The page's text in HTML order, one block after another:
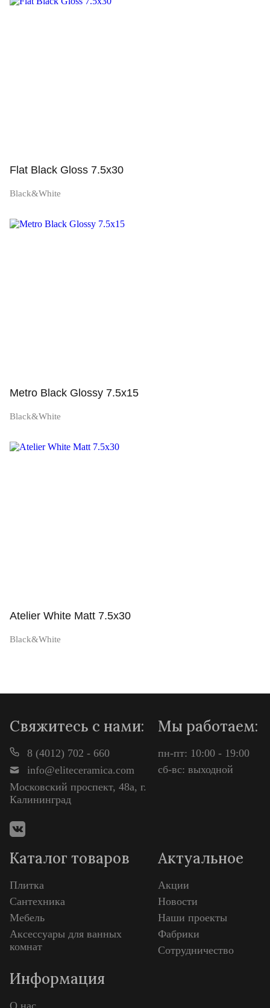
Flat Black Gloss 7.5x30
Black&White
Metro Black Glossy 7.5x15
Black&White
Просмотр
Atelier White Matt 7.5x30
Black&White
Свяжитесь с нами:
8 (4012) 702 - 660
info@eliteceramica.com
Московский проспект, 48а, г.
Калининград
Мы работаем:
пн-пт: 10:00 - 19:00
сб-вс: выходной
Каталог товаров
Плитка
Сантехника
Мебель
Аксессуары для ванных
комнат
Актуальное
Акции
Новости
Наши проекты
Фабрики
Сотрудничество
Информация